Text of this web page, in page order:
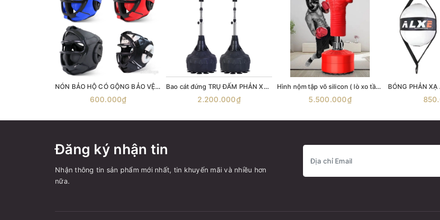
NÓN BẢO HỘ CÓ GỘNG BẢO VỆ Bảo hộ đầu tập Boxing , mũ bảo hộ đầu võ thuật , mũ võ thuật , giáp bảo hộ đầu , BOXING HEADGEARS , mũ đội đầu quyền anh
600.000₫
Bao cát đứng TRỤ ĐẤM PHẢN XẠ T4 Standing Pro Speed Bag , trụ đấm bốc phản xạ cobra bag boxing
2.200.000₫
Hình nộm tập võ silicon ( lò xo tầu hoả ) Hình nộm người tập võ Bao cát đứng TRỤ ĐẤM
5.500.000₫
Đăng ký nhận tin
Nhận thông tin sản phẩm mới nhất, tin khuyến mãi và nhiều hơn
nữa.